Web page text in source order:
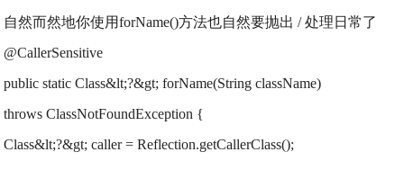
自然而然地你使用forName()方法也自然要抛出 / 处理日常了
@CallerSensitive
public static Class&lt;?&gt; forName(String className)
throws ClassNotFoundException {
Class&lt;?&gt; caller = Reflection.getCallerClass();